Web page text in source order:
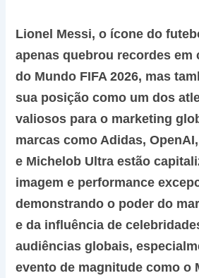
Lionel Messi, o ícone do
apenas quebrou recordes em
do Mundo FIFA 2026, mas
sua posição como um dos
valiosos para o marketing
marcas como Adidas,
e Michelob Ultra estão
imagem e performance
demonstrando o poder do
e da influência de
audiências globais,
evento de magnitude como o